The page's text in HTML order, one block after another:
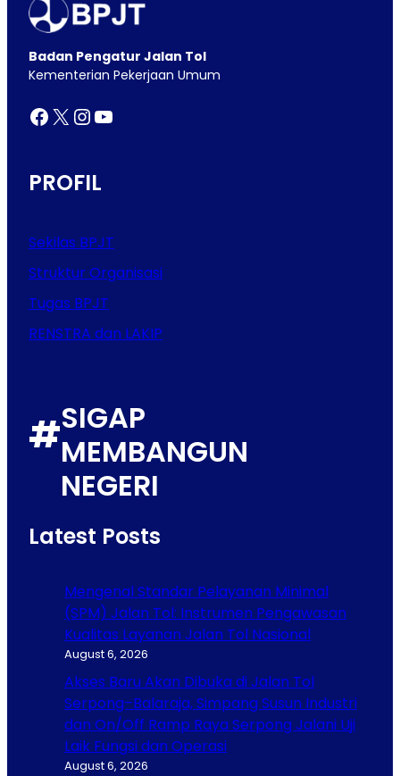
Badan Pengatur Jalan Tol
Kementerian Pekerjaan Umum
Facebook X InstagramYouTube
PROFIL
Sekilas BPJT
Struktur Organisasi
Tugas BPJT
RENSTRA dan LAKIP
#SIGAP
MEMBANGUN
NEGERI
Latest Posts
Mengenal Standar Pelayanan Minimal
(SPM) Jalan Tol: Instrumen Pengawasan
Kualitas Layanan Jalan Tol Nasional
August 6, 2026
Akses Baru Akan Dibuka di Jalan Tol
Serpong–Balaraja, Simpang Susun Industri
dan On/Off Ramp Raya Serpong Jalani Uji
Laik Fungsi dan Operasi
August 6, 2026